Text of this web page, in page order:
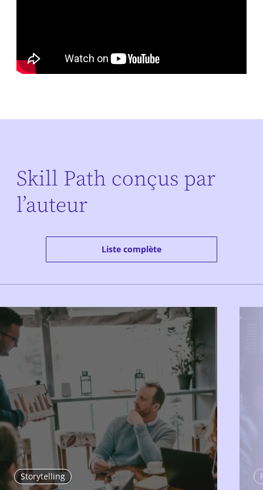
Skill Path conçus par
l’auteur
Liste complète
Storytelling